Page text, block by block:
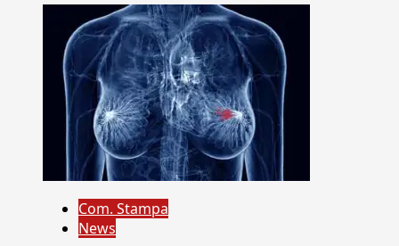
Com. Stampa
News